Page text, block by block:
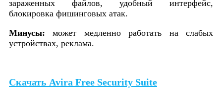
зараженных файлов, удобный интерфейс,
блокировка фишинговых атак.
Минусы: может медленно работать на слабых
устройствах, реклама.
Скачать Avira Free Security Suite